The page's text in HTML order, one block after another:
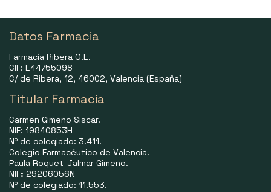
Datos Farmacia
Farmacia Ribera O.E.
CIF: E44755098
C/ de Ribera, 12, 46002, Valencia (España)
Titular Farmacia
Carmen Gimeno Siscar.
NIF: 19840853H
Nº de colegiado: 3.411.
Colegio Farmacéutico de Valencia.
Paula Roquet-Jalmar Gimeno.
NIF: 29206056N
Nº de colegiado: 11.553.